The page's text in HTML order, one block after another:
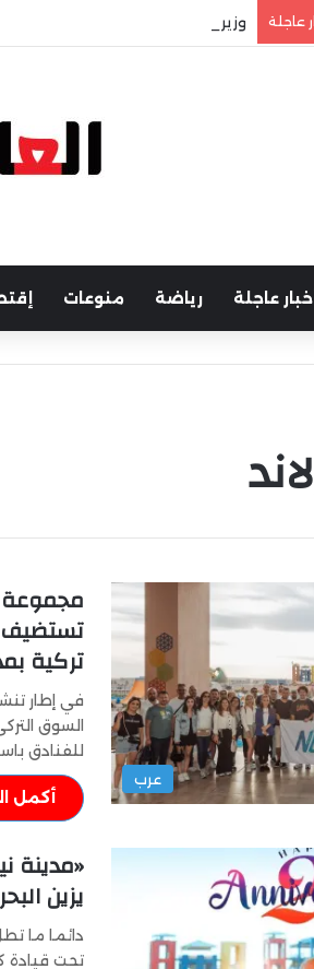
عاجلة وزير الشباب والرياضة يهنئ منتخب
عاجلة رياضة منوعات
عرب
مجموعة
تركية
في إطار
السوق
للفنادق
أكمل
«مدينة
يزين
دائما ما
تحت قيادة
تشكيل
بيراميدز
في
مواجهة
ألانيا
سبور
التركي
سبور التركي